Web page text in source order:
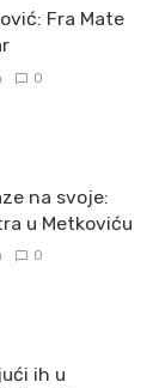
Fra Mate
0
na svoje:
u Metkoviću
0
ih u